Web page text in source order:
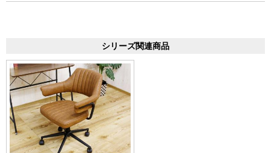
シリーズ関連商品